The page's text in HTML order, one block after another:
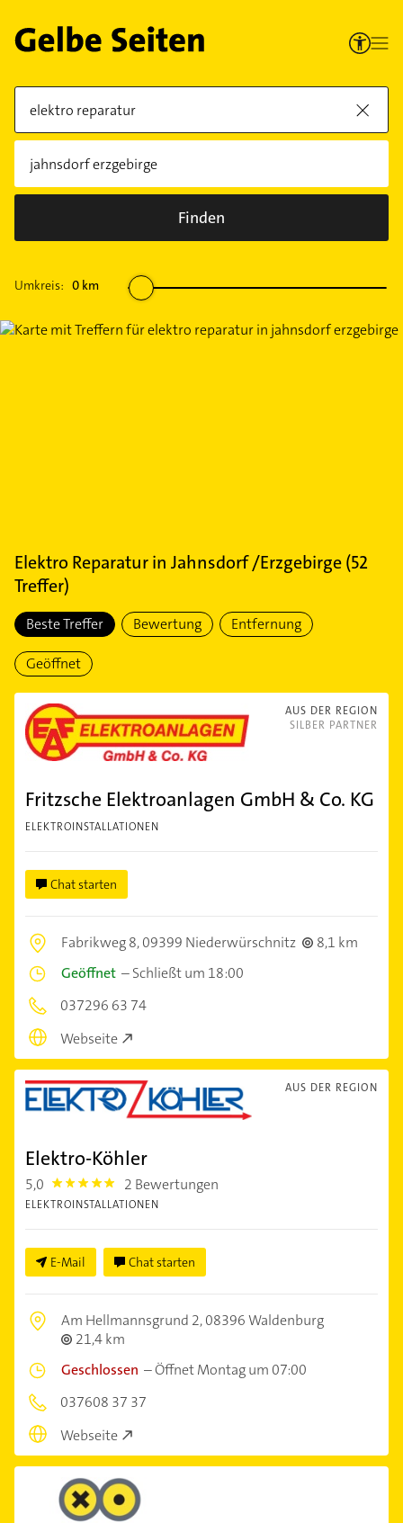
Finden
Umkreis: 0 km
Elektro Reparaturin Jahnsdorf /Erzgebirge(52
Treffer)
Beste Treffer Bewertung Entfernung
Geöffnet
AUS DER REGION
SILBER PARTNER
Fritzsche Elektroanlagen GmbH & Co. KG
ELEKTROINSTALLATIONEN
Chat starten
Fabrikweg 8,09399 Niederwürschnitz
8,1 km
Geöffnet –Schließt um 18:00
037296 63 74
Webseite
AUS DER REGION
Elektro-Köhler
5,0 5.0 2 Bewertungen
ELEKTROINSTALLATIONEN
E-Mail Chat starten
Am Hellmannsgrund 2,08396 Waldenburg
21,4 km
Geschlossen –Öffnet Montag um 07:00
037608 37 37
Webseite